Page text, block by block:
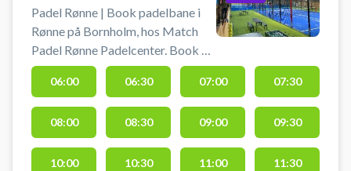
Padel Rønne | Book padelbane i
Rønne på Bornholm, hos Match
Padel Rønne Padelcenter. Book en
af de 4 indendørs double
padelbaner og spil padel i det
unikke padelcenter hos Match
Padel Rønne beliggende på
Gratis parkering og låne padel bat
06:00 06:30 07:00 07:30
08:00 08:30 09:00 09:30
10:00 10:30 11:00 11:30